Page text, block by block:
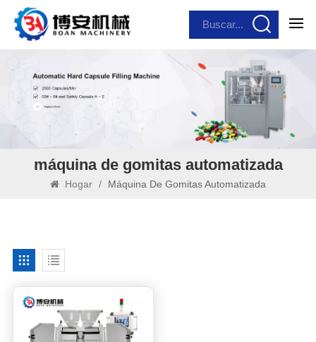
máquina de gomitas automatizada
Hogar / Máquina De Gomitas Automatizada